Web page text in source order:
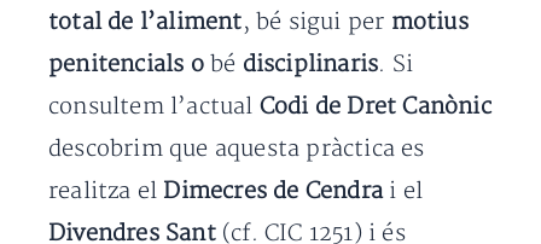
total de l’aliment, bé sigui per motius
penitencials obé disciplinaris. Si
consultem l’actual Codi de Dret Canònic
descobrim que aquesta pràctica es
realitza el Dimecres de Cendrai el
Divendres Sant (cf. CIC 1251) i és